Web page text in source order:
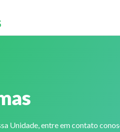
Unidade, entre em contato